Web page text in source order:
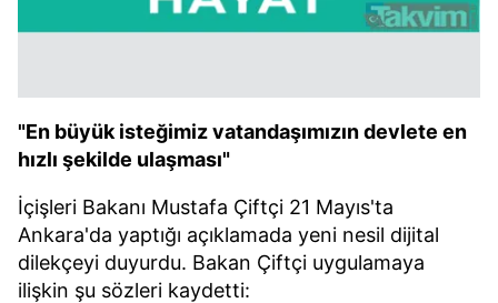
"En büyük isteğimiz vatandaşımızın devlete en
hızlı şekilde ulaşması"
İçişleri Bakanı Mustafa Çiftçi 21 Mayıs'ta
Ankara'da yaptığı açıklamada yeni nesil dijital
dilekçeyi duyurdu. Bakan Çiftçi uygulamaya
ilişkin şu sözleri kaydetti: